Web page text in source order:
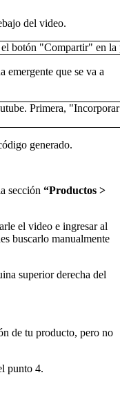
del video.
emergente que se va a
generado.
sección “Productos >
el video e ingresar al
buscarlo manualmente
superior derecha del
de tu producto, pero no
punto 4.